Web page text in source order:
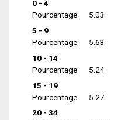
0 - 4
Pourcentage
5.03
5 - 9
Pourcentage
5.63
10 - 14
Pourcentage
5.24
15 - 19
Pourcentage
5.27
20 - 34